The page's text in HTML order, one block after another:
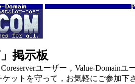
掲示板
ユーザー，Value-Domainユ
ットを守って，お気軽にご参加下